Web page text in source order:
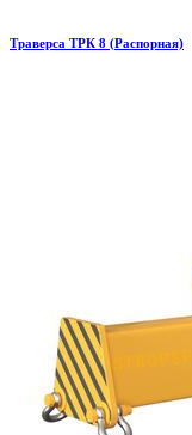
Траверса ТРК 8 (Распорная)